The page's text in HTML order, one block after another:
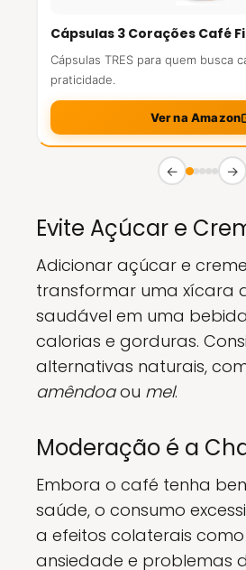
Cápsulas 3 Corações Café
Cápsulas TRES para quem busca
praticidade.
Ver na Amazon
← →
Evite Açúcar e
Adicionar açúcar e
transformar uma xícara
saudável em uma
calorias e gorduras.
alternativas naturais,
amêndoaou mel.
Moderação é a
Embora o café tenha
saúde, o consumo
a efeitos colaterais como
ansiedade e problemas